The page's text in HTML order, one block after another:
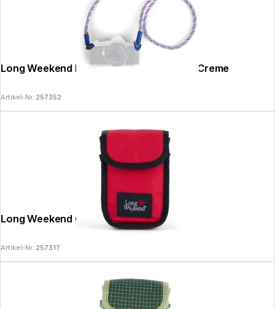
Long Weekend Rope Strap 40in (102cm) Creme
Artikel-Nr.:257352
Long Weekend Camera Pouch Red
Artikel-Nr.:257317